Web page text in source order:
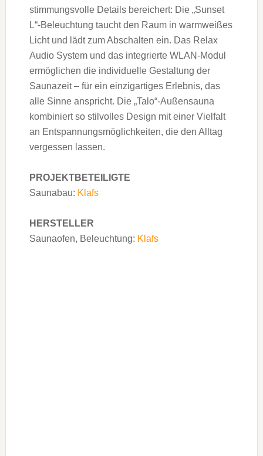
stimmungsvolle Details bereichert: Die „Sunset
L“-Beleuchtung taucht den Raum in warmweißes
Licht und lädt zum Abschalten ein. Das Relax
Audio System und das integrierte WLAN-Modul
ermöglichen die individuelle Gestaltung der
Saunazeit – für ein einzigartiges Erlebnis, das
alle Sinne anspricht. Die „Talo“-Außensauna
kombiniert so stilvolles Design mit einer Vielfalt
an Entspannungsmöglichkeiten, die den Alltag
vergessen lassen.
PROJEKTBETEILIGTE
Saunabau: Klafs
HERSTELLER
Saunaofen, Beleuchtung: Klafs